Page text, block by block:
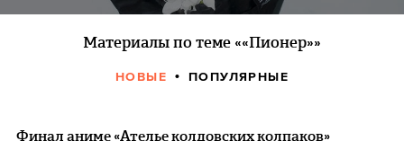
Материалы по теме ««Пионер»»
НОВЫЕ ПОПУЛЯРНЫЕ
Финал аниме «Ателье колдовских колпаков»